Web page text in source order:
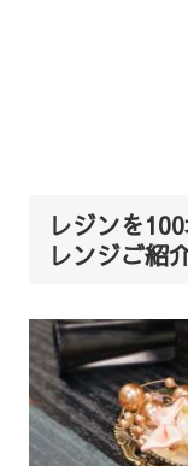
レジンを
レンジご紹